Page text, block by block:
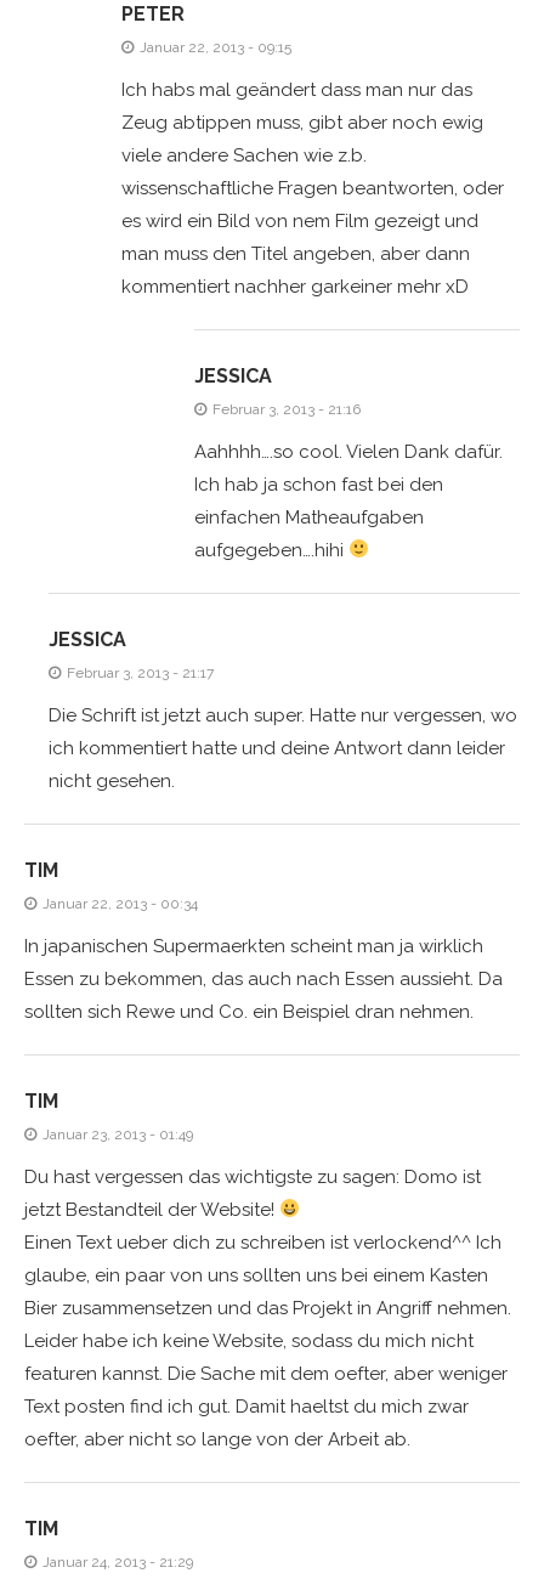
PETER
Januar 22, 2013 - 09:15
Ich habs mal geändert dass man nur das
Zeug abtippen muss, gibt aber noch ewig
viele andere Sachen wie z.b.
wissenschaftliche Fragen beantworten, oder
es wird ein Bild von nem Film gezeigt und
man muss den Titel angeben, aber dann
kommentiert nachher garkeiner mehr xD
JESSICA
Februar 3, 2013 - 21:16
Aahhhh….so cool. Vielen Dank dafür.
Ich hab ja schon fast bei den
einfachen Matheaufgaben
aufgegeben….hihi
JESSICA
Februar 3, 2013 - 21:17
Die Schrift ist jetzt auch super. Hatte nur vergessen, wo
ich kommentiert hatte und deine Antwort dann leider
nicht gesehen.
TIM
Januar 22, 2013 - 00:34
In japanischen Supermaerkten scheint man ja wirklich
Essen zu bekommen, das auch nach Essen aussieht. Da
sollten sich Rewe und Co. ein Beispiel dran nehmen.
TIM
Januar 23, 2013 - 01:49
Du hast vergessen das wichtigste zu sagen: Domo ist
jetzt Bestandteil der Website!
Einen Text ueber dich zu schreiben ist verlockend^^ Ich
glaube, ein paar von uns sollten uns bei einem Kasten
Bier zusammensetzen und das Projekt in Angriff nehmen.
Leider habe ich keine Website, sodass du mich nicht
featuren kannst. Die Sache mit dem oefter, aber weniger
Text posten find ich gut. Damit haeltst du mich zwar
oefter, aber nicht so lange von der Arbeit ab.
TIM
Januar 24, 2013 - 21:29